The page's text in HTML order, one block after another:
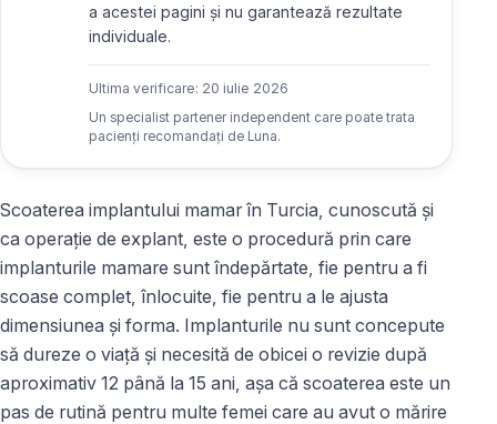
a acestei pagini și nu garantează rezultate
individuale.
Ultima verificare: 20 iulie 2026
Un specialist partener independent care poate trata
pacienți recomandați de Luna.
Scoaterea implantului mamar în Turcia, cunoscută și
ca operație de explant, este o procedură prin care
implanturile mamare sunt îndepărtate, fie pentru a fi
scoase complet, înlocuite, fie pentru a le ajusta
dimensiunea și forma. Implanturile nu sunt concepute
să dureze o viață și necesită de obicei o revizie după
aproximativ 12 până la 15 ani, așa că scoaterea este un
pas de rutină pentru multe femei care au avut o mărire